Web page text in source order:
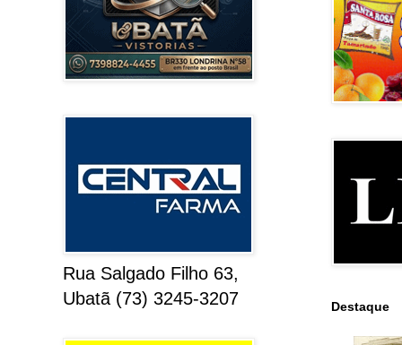
Destaque
Rua Salgado Filho 63,
Ubatã (73) 3245-3207